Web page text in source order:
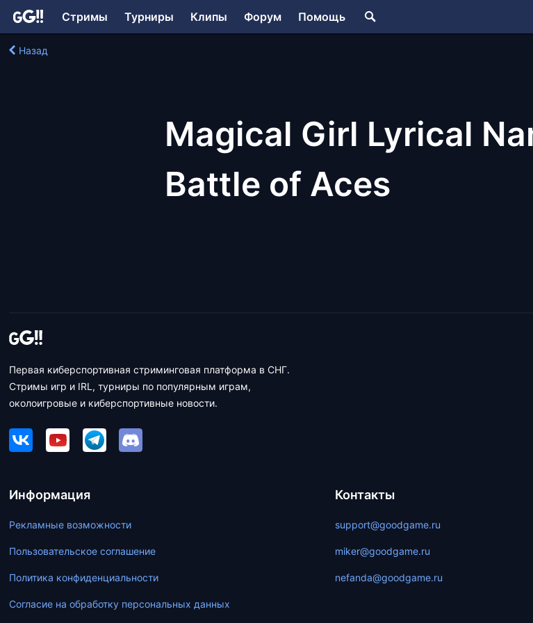
Стримы Турниры Клипы Форум Помощь
Назад
Magical Girl Lyrical
Battle of Aces
Первая киберспортивная стриминговая платформа в СНГ.
Стримы игр и IRL, турниры по популярным играм,
околоигровые и киберспортивные новости.
Информация
Рекламные возможности
Пользовательское соглашение
Политика конфиденциальности
Согласие на обработку персональных данных
Контакты
support@goodgame.ru
miker@goodgame.ru
nefanda@goodgame.ru